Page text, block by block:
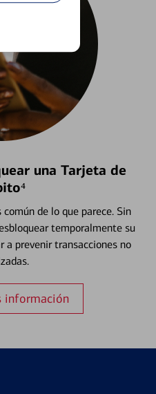
una Tarjeta de
de lo que parece. Sin
temporalmente su
a prevenir transacciones no
información